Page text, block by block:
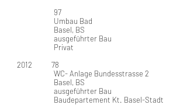
97
Umbau Bad
Basel, BS
ausgeführter Bau
Privat
2012 78
WC- Anlage Bundesstrasse 2
Basel, BS
ausgeführter Bau
Baudepartement Kt. Basel-Stadt